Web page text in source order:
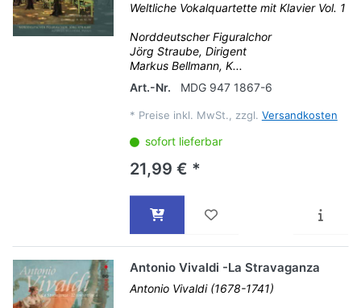
Weltliche Vokalquartette mit Klavier Vol. 1
Norddeutscher Figuralchor
Jörg Straube, Dirigent
Markus Bellmann, K...
Art.-Nr.
MDG 947 1867-6
* Preise inkl. MwSt., zzgl. Versandkosten
sofort lieferbar
21,99 € *
Antonio Vivaldi -La Stravaganza
Antonio Vivaldi (1678-1741)